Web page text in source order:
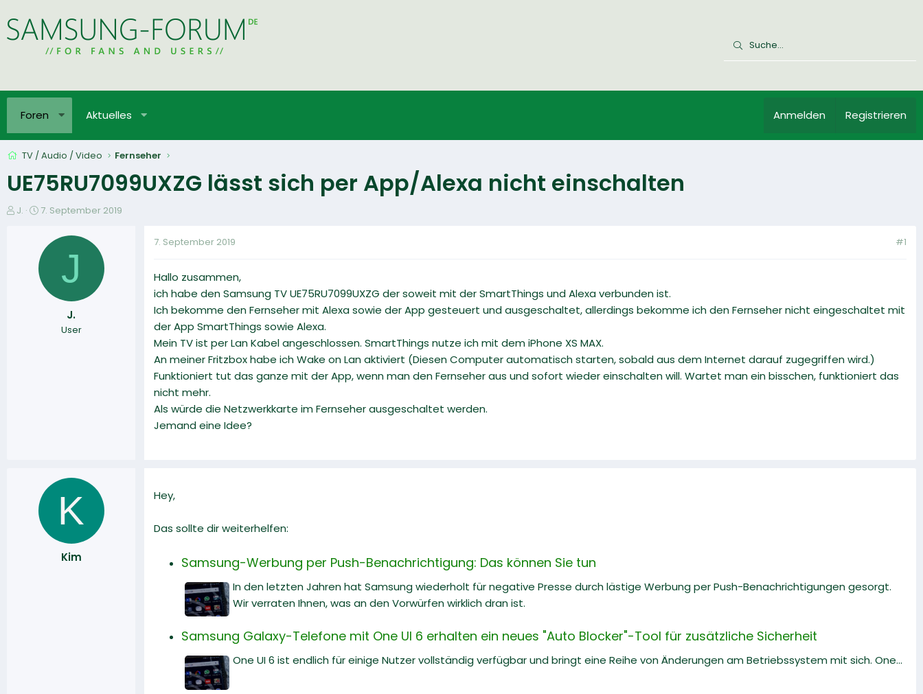
Foren Aktuelles Anmelden Registrieren
TV / Audio / Video Fernseher
UE75RU7099UXZG lässt sich per App/Alexa nicht einschalten
E
J.
E
t
l
7. September 2019
J
J.
User
7. September 2019 #1
Hallo zusammen,
ich habe den Samsung TV UE75RU7099UXZG der soweit mit der SmartThings und Alexa verbunden ist.
Ich bekomme den Fernseher mit Alexa sowie der App gesteuert und ausgeschaltet, allerdings bekomme ich den Fernseher nicht eingeschaltet mit
der App SmartThings sowie Alexa.
Mein TV ist per Lan Kabel angeschlossen. SmartThings nutze ich mit dem iPhone XS MAX.
An meiner Fritzbox habe ich Wake on Lan aktiviert (Diesen Computer automatisch starten, sobald aus dem Internet darauf zugegriffen wird.)
Funktioniert tut das ganze mit der App, wenn man den Fernseher aus und sofort wieder einschalten will. Wartet man ein bisschen, funktioniert das
nicht mehr.
Als würde die Netzwerkkarte im Fernseher ausgeschaltet werden.
Jemand eine Idee?
K
Kim
Hey,
Das sollte dir weiterhelfen:
Samsung-Werbung per Push-Benachrichtigung: Das können Sie tun
In den letzten Jahren hat Samsung wiederholt für negative Presse durch lästige Werbung per Push-Benachrichtigungen gesorgt.
Wir verraten Ihnen, was an den Vorwürfen wirklich dran ist.
Samsung Galaxy-Telefone mit One UI 6 erhalten ein neues "Auto Blocker"-Tool für zusätzliche Sicherheit
One UI 6 ist endlich für einige Nutzer vollständig verfügbar und bringt eine Reihe von Änderungen am Betriebssystem mit sich. One...